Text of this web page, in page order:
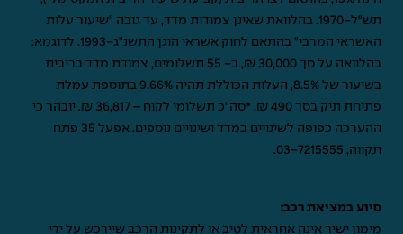
תש"ל-1970. בהלוואת שאינן צמודות מדד, עד גובה "שיעור עלות
האשראי המרבי" בהתאם לחוק אשראי הוגן התשנ"ג-1993. לדוגמא:
בהלוואה על סך 30,000 ₪, ב- 55 תשלומים, צמודת מדד בריבית
בשיעור של 8.5%, העלות הכוללת תהיה 9.66% בתוספת עמלת
פתיחת תיק בסך 490 ₪. *סה"כ תשלומי לקוח – 36,817 ₪. יובהר כי
ההערכה כפופה לשינויים במדד ושינויים נוספים. אפעל 35 פתח
תקווה, 03-7215555
.
סיוע במציאת רכב:
מימון ישיר אינה אחראית לטיב או לתקינות הרכב שיירכש על ידי